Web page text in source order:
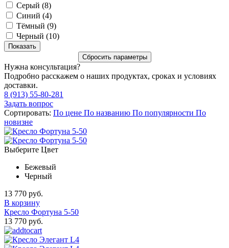
Серый (8)
Синий (4)
Тёмный (9)
Черный (10)
Нужна консультация?
Подробно расскажем о наших продуктах, сроках и условиях
доставки.
8 (913) 55-80-281
Задать вопрос
Сортировать: По цене По названию По популярности По
новизне
Выберите Цвет
Бежевый
Черный
13 770 руб.
В корзину
Кресло Фортуна 5-50
13 770 руб.